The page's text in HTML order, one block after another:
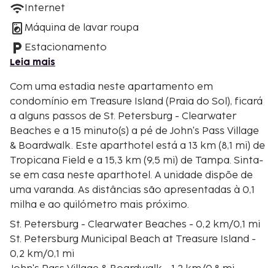
Internet
Máquina de lavar roupa
Estacionamento
Leia mais
Com uma estadia neste apartamento em
condomínio em Treasure Island (Praia do Sol), ficará
a alguns passos de St. Petersburg - Clearwater
Beaches e a 15 minuto(s) a pé de John's Pass Village
& Boardwalk. Este aparthotel está a 13 km (8,1 mi) de
Tropicana Field e a 15,3 km (9,5 mi) de Tampa. Sinta-
se em casa neste aparthotel. A unidade dispõe de
uma varanda. As distâncias são apresentadas à 0,1
milha e ao quilómetro mais próximo.
St. Petersburg - Clearwater Beaches - 0,2 km/0,1 mi
St. Petersburg Municipal Beach at Treasure Island -
0,2 km/0,1 mi